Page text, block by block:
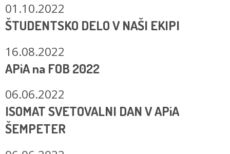
01.10.2022
ŠTUDENTSKO DELO V NAŠI EKIPI
16.08.2022
APiA na FOB 2022
06.06.2022
ISOMAT SVETOVALNI DAN V APiA
ŠEMPETER